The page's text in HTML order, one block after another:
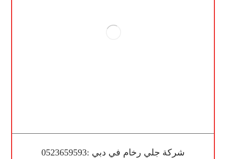
شركة جلي رخام في دبي :0523659593